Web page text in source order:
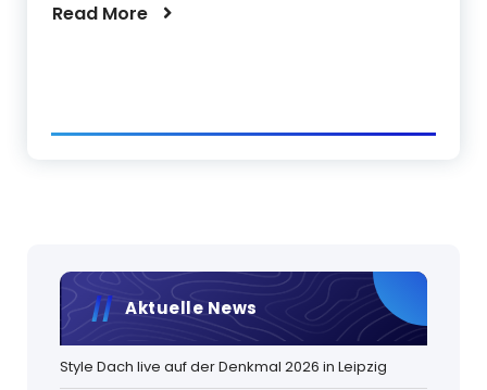
Read More
Aktuelle News
Style Dach live auf der Denkmal 2026 in Leipzig